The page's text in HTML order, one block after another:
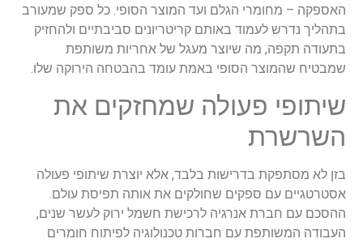
האספקה – מחומרי הגלם ועד המוצר הסופי. כל ספק שמעורב
בתהליך נדרש לעמוד באותם קריטריונים סביבתיים ולהחזיק
בתעודה תקפה, מה שיוצר מעגל של אחריות משותפת
שמבטיח שהמוצר הסופי באמת עומד בהבטחה הירוקה שלו.
שיתופי פעולה שמחזקים את
השרשרת
בזן לא מסתפקת בדרישות בלבד, אלא יוצרת שיתופי פעולה
אסטרטגיים עם ספקים שחולקים את אותה תפיסת עולם.
ההסכם עם חברת אנרגיה לרכישת חשמל ירוק לעשר שנים,
העבודה המשותפת עם חברות טכנולוגיה לפיתוח חומרים